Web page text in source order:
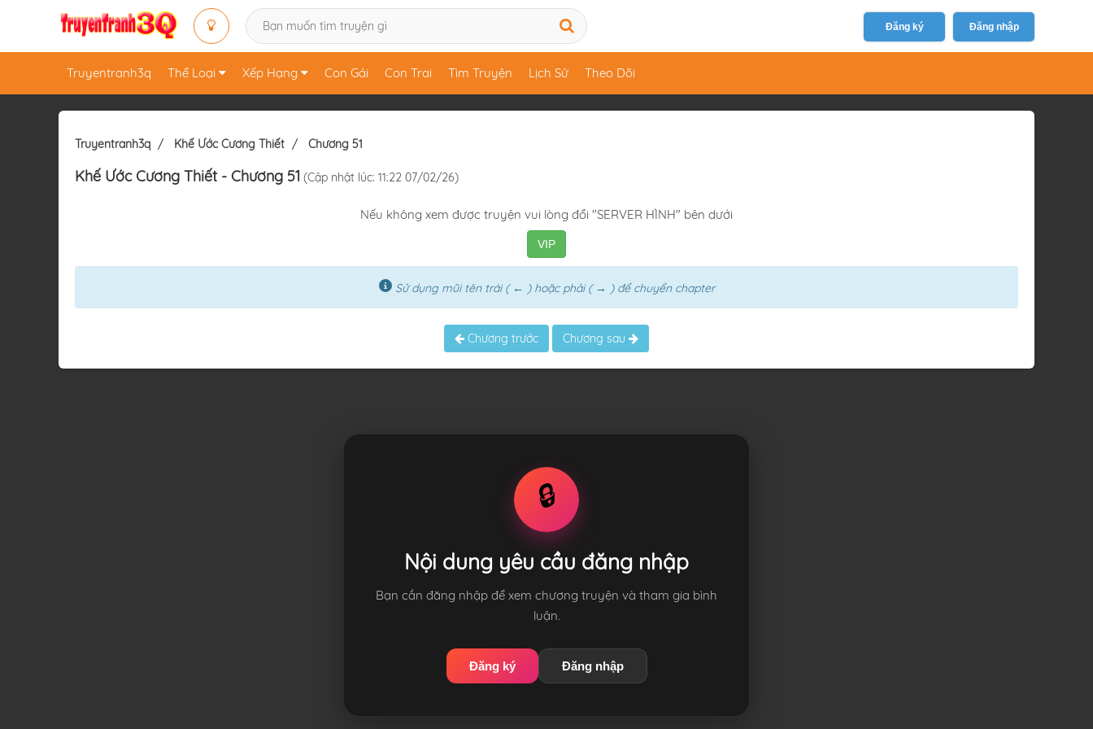
Đăng ký Đăng nhập
Truyentranh3q Thể Loại Xếp Hạng Con Gái Con Trai Tìm Truyện Lịch Sử Theo Dõi
Truyentranh3q Khế Ước Cương Thiết Chương 51
Khế Ước Cương Thiết- Chương 51 (Cập nhật lúc: 11:22 07/02/26)
Nếu không xem được truyện vui lòng đổi "SERVER HÌNH" bên dưới
VIP
Sử dụng mũi tên trái ( ← ) hoặc phải ( → ) để chuyển chapter
Chương trước Chương sau
🔒
Nội dung yêu cầu đăng nhập
Bạn cần đăng nhập để xem chương truyện và tham gia bình
luận.
Đăng ký Đăng nhập